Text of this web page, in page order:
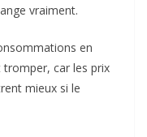
vraiment.
en
tromper, car les prix
mieux si le